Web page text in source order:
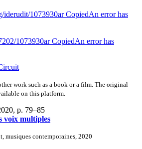
iderudit/1073930arCopiedAn error has
1073930arCopiedAn error has
work such as a book or a film. The original
on this platform.
, p. 79–85
voix multiples
musiques contemporaines, 2020